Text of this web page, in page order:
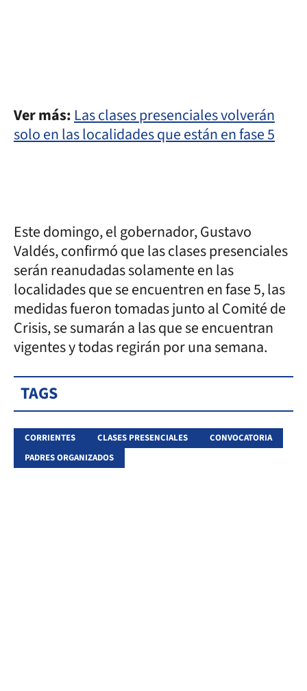
Ver más: Las clases presenciales volverán
solo en las localidades que están en fase 5
Este domingo, el gobernador, Gustavo
Valdés, confirmó que las clases presenciales
serán reanudadas solamente en las
localidades que se encuentren en fase 5, las
medidas fueron tomadas junto al Comité de
Crisis, se sumarán a las que se encuentran
vigentes y todas regirán por una semana.
TAGS
CORRIENTES CLASES PRESENCIALES
CONVOCATORIA
PADRES ORGANIZADOS